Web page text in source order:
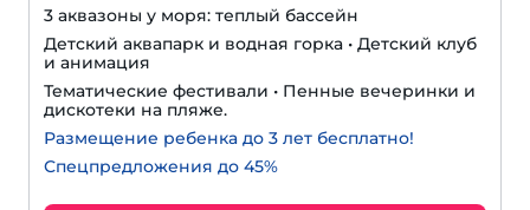
3 аквазоны у моря: теплый бассейн
Детский аквапарк и водная горка • Детский клуб
и анимация
Тематические фестивали • Пенные вечеринки и
дискотеки на пляже.
Размещение ребенка до 3 лет бесплатно!
Спецпредложения до 45%